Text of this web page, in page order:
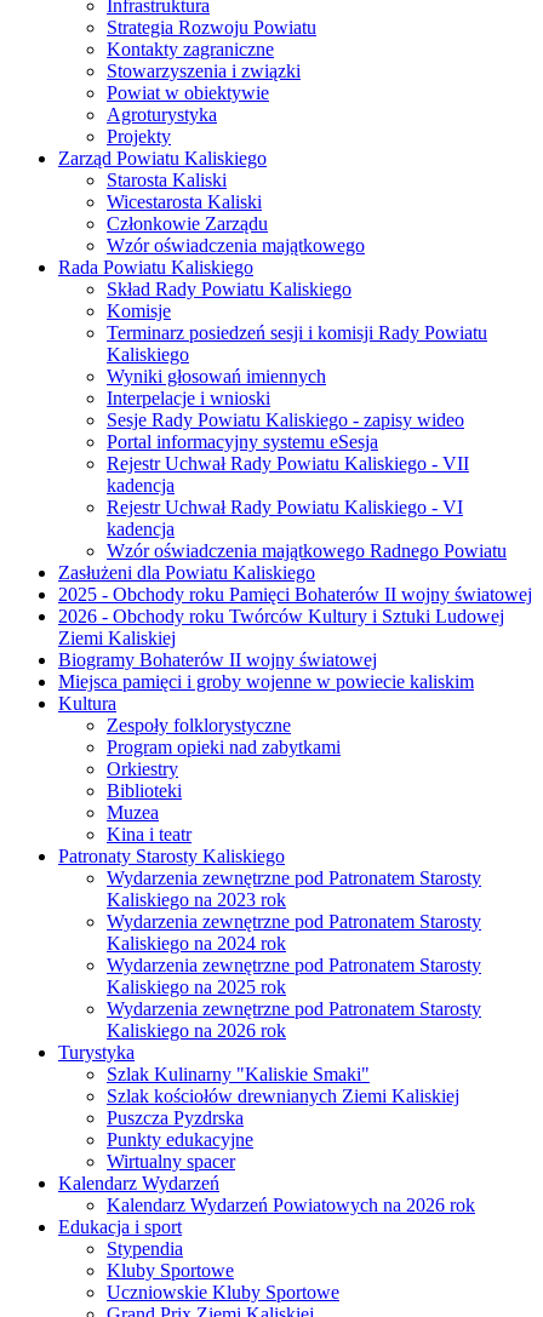
Infrastruktura
Strategia Rozwoju Powiatu
Kontakty zagraniczne
Stowarzyszenia i związki
Powiat w obiektywie
Agroturystyka
Projekty
Zarząd Powiatu Kaliskiego
Starosta Kaliski
Wicestarosta Kaliski
Członkowie Zarządu
Wzór oświadczenia majątkowego
Rada Powiatu Kaliskiego
Skład Rady Powiatu Kaliskiego
Komisje
Terminarz posiedzeń sesji i komisji Rady Powiatu
Kaliskiego
Wyniki głosowań imiennych
Interpelacje i wnioski
Sesje Rady Powiatu Kaliskiego - zapisy wideo
Portal informacyjny systemu eSesja
Rejestr Uchwał Rady Powiatu Kaliskiego - VII
kadencja
Rejestr Uchwał Rady Powiatu Kaliskiego - VI
kadencja
Wzór oświadczenia majątkowego Radnego Powiatu
Zasłużeni dla Powiatu Kaliskiego
2025 - Obchody roku Pamięci Bohaterów II wojny światowej
2026 - Obchody roku Twórców Kultury i Sztuki Ludowej
Ziemi Kaliskiej
Biogramy Bohaterów II wojny światowej
Miejsca pamięci i groby wojenne w powiecie kaliskim
Kultura
Zespoły folklorystyczne
Program opieki nad zabytkami
Orkiestry
Biblioteki
Muzea
Kina i teatr
Patronaty Starosty Kaliskiego
Wydarzenia zewnętrzne pod Patronatem Starosty
Kaliskiego na 2023 rok
Wydarzenia zewnętrzne pod Patronatem Starosty
Kaliskiego na 2024 rok
Wydarzenia zewnętrzne pod Patronatem Starosty
Kaliskiego na 2025 rok
Wydarzenia zewnętrzne pod Patronatem Starosty
Kaliskiego na 2026 rok
Turystyka
Szlak Kulinarny "Kaliskie Smaki"
Szlak kościołów drewnianych Ziemi Kaliskiej
Puszcza Pyzdrska
Punkty edukacyjne
Wirtualny spacer
Kalendarz Wydarzeń
Kalendarz Wydarzeń Powiatowych na 2026 rok
Edukacja i sport
Stypendia
Kluby Sportowe
Uczniowskie Kluby Sportowe